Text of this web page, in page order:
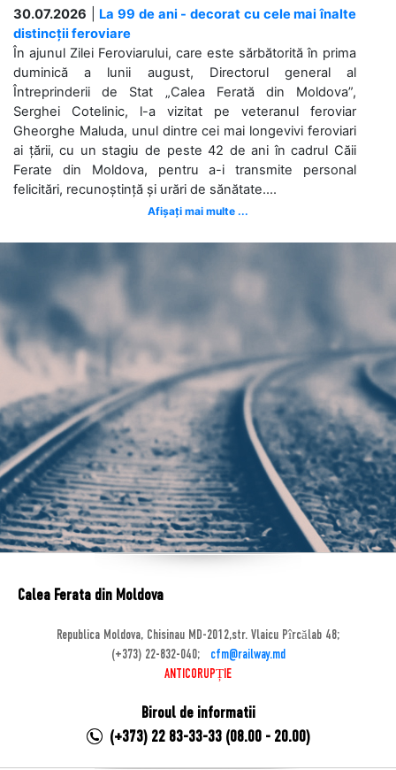
30.07.2026
La 99 de ani - decorat cu cele mai înalte
distincții feroviare
În ajunul Zilei Feroviarului, care este sărbătorită în prima
duminică a lunii august, Directorul general al
Întreprinderii de Stat „Calea Ferată din Moldova”,
Serghei Cotelinic, l-a vizitat pe veteranul feroviar
Gheorghe Maluda, unul dintre cei mai longevivi feroviari
ai țării, cu un stagiu de peste 42 de ani în cadrul Căii
Ferate din Moldova, pentru a-i transmite personal
felicitări, recunoștință și urări de sănătate....
Afișați mai multe ...
Calea Ferata din Moldova
Republica Moldova, Chisinau MD-2012,str. Vlaicu Pîrcălab 48;
(+373) 22-832-040;
cfm@railway.md
ANTICORUPȚIE
Biroul de informatii
(+373) 22 83-33-33 (08.00 - 20.00)